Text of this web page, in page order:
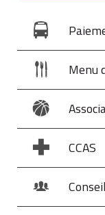
Menu
CCAS